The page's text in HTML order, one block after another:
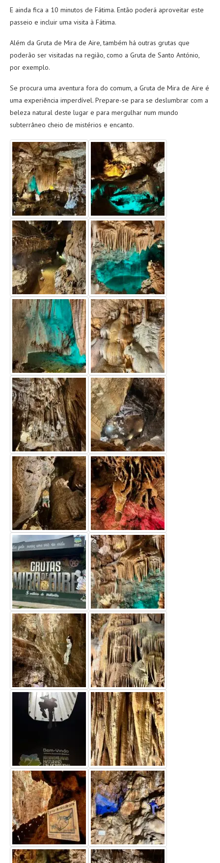
E ainda fica a 10 minutos de Fátima. Então poderá aproveitar este
passeio e incluir uma visita à Fátima.
Além da Gruta de Mira de Aire, também há outras grutas que
poderão ser visitadas na região, como a Gruta de Santo António,
por exemplo.
Se procura uma aventura fora do comum, a Gruta de Mira de Aire é
uma experiência imperdível. Prepare-se para se deslumbrar com a
beleza natural deste lugar e para mergulhar num mundo
subterrâneo cheio de mistérios e encanto.